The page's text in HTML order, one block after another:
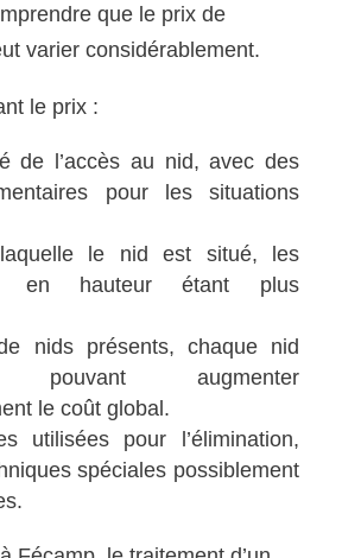
que le prix de
varier considérablement.
le prix :
de l’accès au nid, avec des
pour les situations
laquelle le nid est situé, les
en hauteur étant plus
nids présents, chaque nid
pouvant augmenter
le coût global.
utilisées pour l’élimination,
spéciales possiblement